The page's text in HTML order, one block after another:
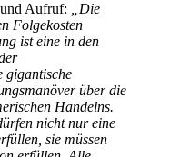
Aufruf:
„Die
Folgekosten
ist eine in den
gigantische
über die
Handelns.
nicht nur eine
sie müssen